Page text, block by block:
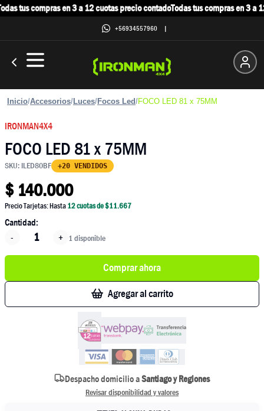
tus compras en 3 a 12 cuotas precio contadoTodas tus compras en 3 a
+56934557960 |
Inicio/Accesorios/Luces/Focos Led/FOCO LED 81 x 75MM
IRONMAN4X4
FOCO LED 81 x 75MM
SKU: ILED80BF +20 VENDIDOS
$ 140.000
Precio Tarjetas: Hasta12cuotas de $11.667
Cantidad:
-
+ 1 disponible
Comprar ahora
Agregar al carrito
Despacho domicilio aSantiago y Regiones
Revisar disponibilidad y valores